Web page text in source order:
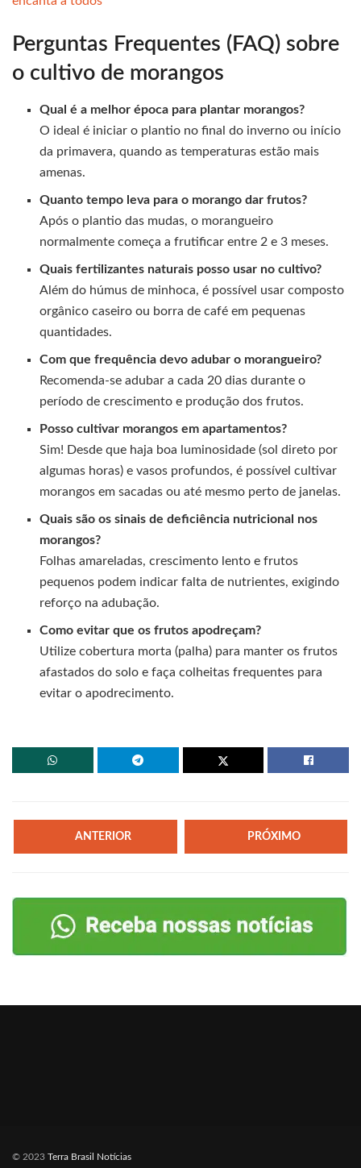
Perguntas Frequentes (FAQ) sobre
o cultivo de morangos
Qual é a melhor época para plantar morangos?
O ideal é iniciar o plantio no final do inverno ou início
da primavera, quando as temperaturas estão mais
amenas.
Quanto tempo leva para o morango dar frutos?
Após o plantio das mudas, o morangueiro
normalmente começa a frutificar entre 2 e 3 meses.
Quais fertilizantes naturais posso usar no cultivo?
Além do húmus de minhoca, é possível usar composto
orgânico caseiro ou borra de café em pequenas
quantidades.
Com que frequência devo adubar o morangueiro?
Recomenda-se adubar a cada 20 dias durante o
período de crescimento e produção dos frutos.
Posso cultivar morangos em apartamentos?
Sim! Desde que haja boa luminosidade (sol direto por
algumas horas) e vasos profundos, é possível cultivar
morangos em sacadas ou até mesmo perto de janelas.
Quais são os sinais de deficiência nutricional nos
morangos?
Folhas amareladas, crescimento lento e frutos
pequenos podem indicar falta de nutrientes, exigindo
reforço na adubação.
Como evitar que os frutos apodreçam?
Utilize cobertura morta (palha) para manter os frutos
afastados do solo e faça colheitas frequentes para
evitar o apodrecimento.
ANTERIOR PRÓXIMO
© 2023 Terra Brasil Notícias